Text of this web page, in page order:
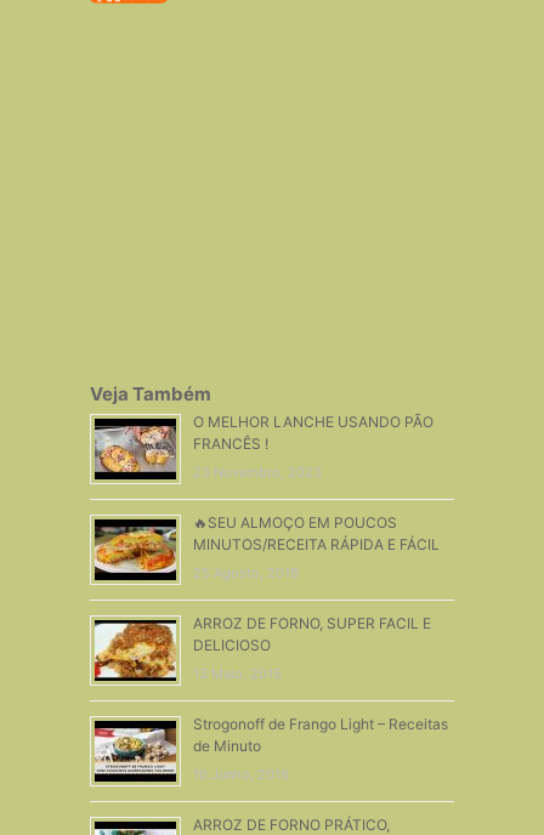
Veja Também
O MELHOR LANCHE USANDO PÃO
FRANCÊS !
23 Novembro, 2023
🔥SEU ALMOÇO EM POUCOS
MINUTOS/RECEITA RÁPIDA E FÁCIL
25 Agosto, 2018
ARROZ DE FORNO, SUPER FACIL E
DELICIOSO
13 Maio, 2015
Strogonoff de Frango Light – Receitas
de Minuto
10 Junho, 2016
ARROZ DE FORNO PRÁTICO,